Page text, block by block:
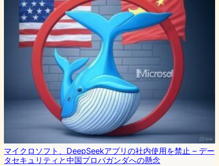
マイクロソフト、DeepSeekアプリの社内使用を禁止 – デー
タセキュリティと中国プロパガンダへの懸念